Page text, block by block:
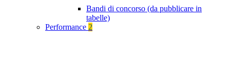
Bandi di concorso (da pubblicare in
tabelle)
Performance 2